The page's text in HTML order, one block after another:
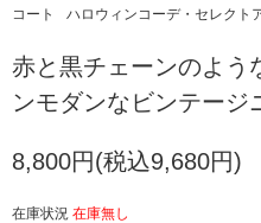
コート ハロウィンコーデ・セレクト
赤と黒チェーンのよう
ンモダンなビンテージ
8,800円(税込9,680円)
在庫状況 在庫無し